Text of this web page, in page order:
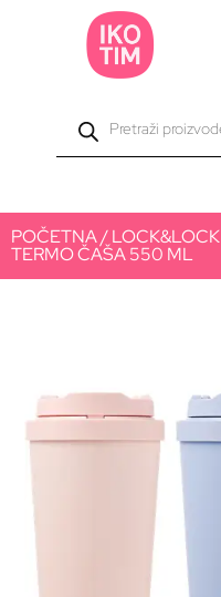
POČETNA/LOCK&LOCK
TERMO ČAŠA 550 ML